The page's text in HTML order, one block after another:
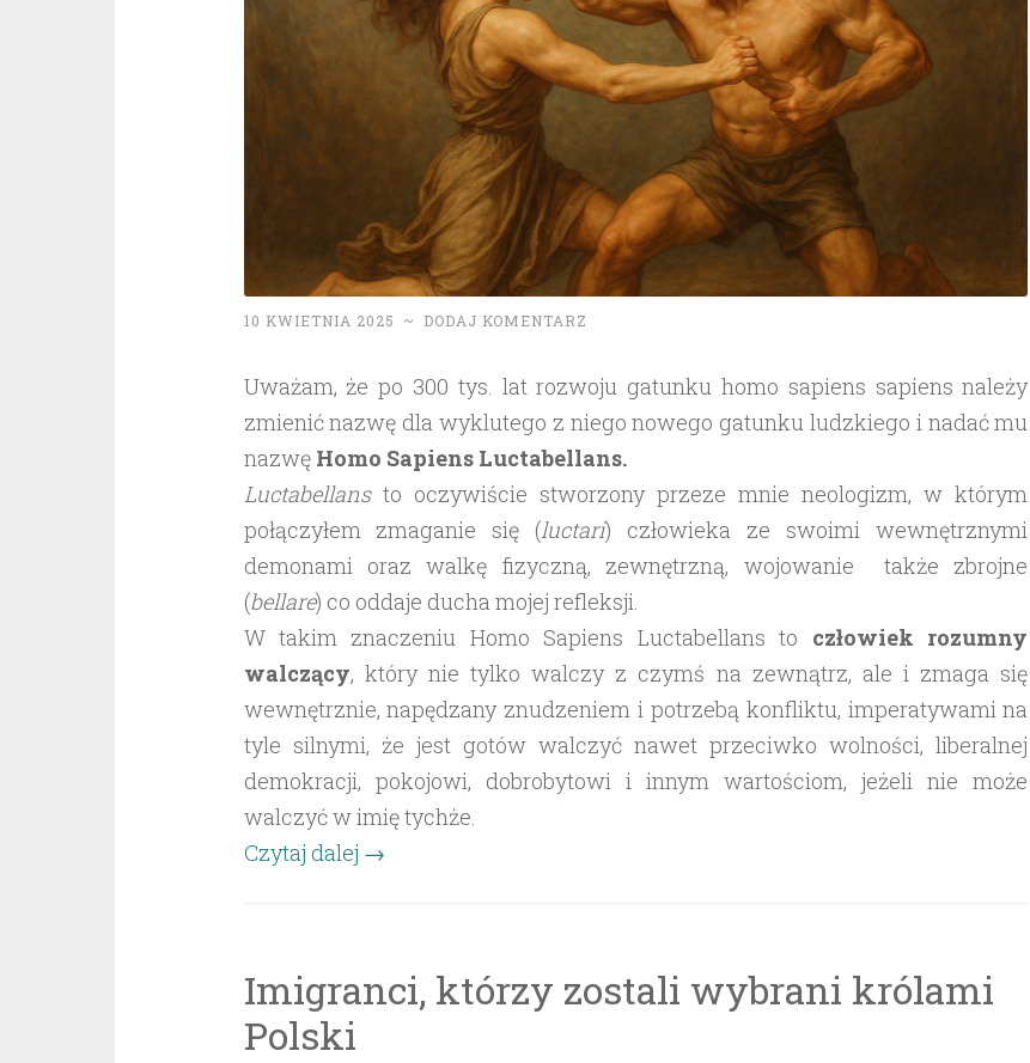
10 KWIETNIA 2025 ~ DODAJ KOMENTARZ
Uważam, że po 300 tys. lat rozwoju gatunku homo sapiens sapiens należy
zmienić nazwę dla wyklutego z niego nowego gatunku ludzkiego i nadać mu
nazwę Homo Sapiens Luctabellans.
Luctabellansto oczywiście stworzony przeze mnie neologizm, w którym
połączyłem zmaganie się (luctari) człowieka ze swoimi wewnętrznymi
demonami oraz walkę fizyczną, zewnętrzną, wojowanie także zbrojne
(bellare) co oddaje ducha mojej refleksji.
W takim znaczeniu Homo Sapiens Luctabellans to człowiek rozumny
walczący, który nie tylko walczy z czymś na zewnątrz, ale i zmaga się
wewnętrznie, napędzany znudzeniem i potrzebą konfliktu, imperatywami na
tyle silnymi, że jest gotów walczyć nawet przeciwko wolności, liberalnej
demokracji, pokojowi, dobrobytowi i innym wartościom, jeżeli nie może
walczyć w imię tychże.
Czytaj dalej „Homo
→
Imigranci, którzy zostali wybrani królami
Polski